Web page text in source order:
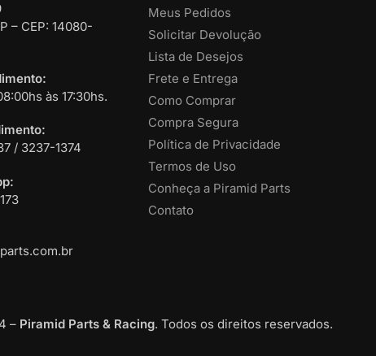
– CEP: 14080-
às 17:30hs.
/ 3237-1374
Meus Pedidos
Solicitar Devolução
Lista de Desejos
Frete e Entrega
Como Comprar
Compra Segura
Política de Privacidade
Termos de Uso
Conheça a Piramid Parts
Contato
– Piramid Parts & Racing. Todos os direitos reservados.